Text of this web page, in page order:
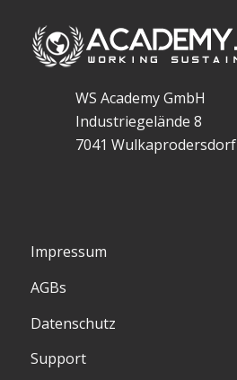
WS Academy GmbH
Industriegelände 8
7041 Wulkaprodersdorf
Impressum
AGBs
Datenschutz
Support